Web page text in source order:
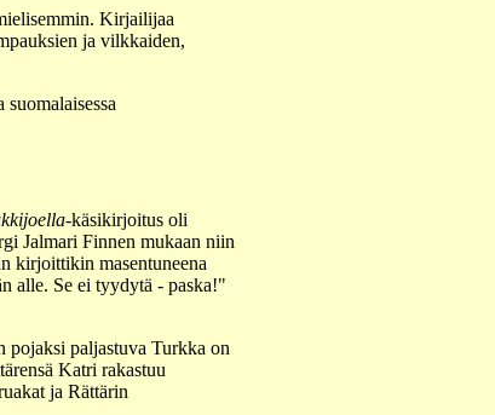
Kirjailijaa
ja vilkkaiden,
-käsikirjoitus oli
Jalmari Finnen mukaan niin
kirjoittikin masentuneena
alle. Se ei tyydytä - paska!"
pojaksi paljastuva Turkka on
Katri rakastuu
ja Rättärin